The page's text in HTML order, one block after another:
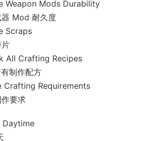
Weapon Mods Durability
Mod 耐久度
Scraps
All Crafting Recipes
制作配方
Crafting Requirements
要求
Daytime